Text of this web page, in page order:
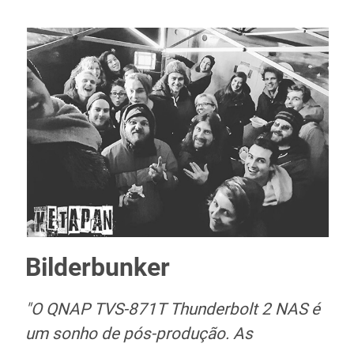
Bilderbunker
"O QNAP TVS-871T Thunderbolt 2 NAS é
um sonho de pós-produção. As